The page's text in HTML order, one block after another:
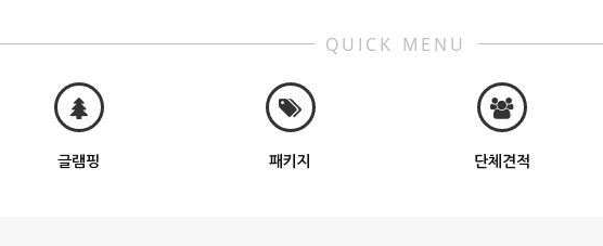
QUICK MENU
글램핑 패키지 단체견적